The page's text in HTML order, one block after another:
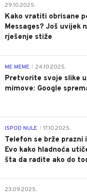
29.10.2025.
Kako vratiti obrisane
Messages? Još uvijek
rješenje stiže
ME MEME 24.10.2025.
Pretvorite svoje slike
mimove: Google
ISPOD NULE 17.10.2025.
Telefon se brže prazni
Evo kako hladnoća
šta da radite ako do
23.09.2025.